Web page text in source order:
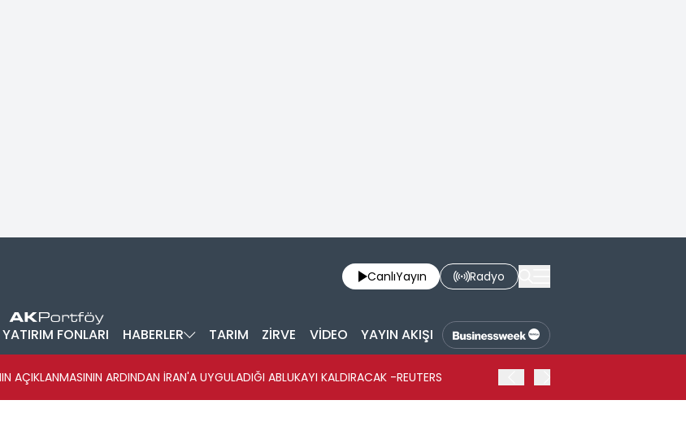
CanlıYayın Radyo
YATIRIM FONLARI HABERLER TARIM ZİRVE VİDEO YAYIN AKIŞI
AÇIKLANMASININ ARDINDAN İRAN'A UYGULADIĞI ABLUKAYI KALDIRACAK -REUTERS